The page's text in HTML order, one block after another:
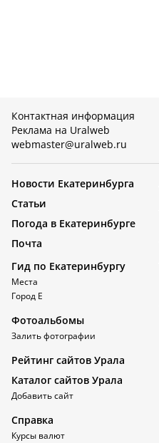
Контактная информация
Реклама на Uralweb
webmaster@uralweb.ru
Новости Екатеринбурга
Статьи
Погода в Екатеринбурге
Почта
Гид по Екатеринбургу
Места
Город Е
Фотоальбомы
Залить фотографии
Рейтинг сайтов Урала
Каталог сайтов Урала
Добавить сайт
Справка
Курсы валют